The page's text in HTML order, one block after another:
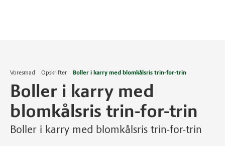
Voresmad Opskrifter Boller i karry med blomkålsris trin-for-trin
Boller i karry med
blomkålsris trin-for-trin
Boller i karry med blomkålsris trin-for-trin